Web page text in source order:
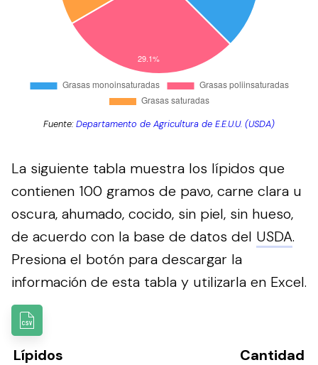
Fuente:Departamento de Agricultura de E.E.U.U. (USDA)
La siguiente tabla muestra los lípidos que
contienen 100 gramos de pavo, carne clara u
oscura, ahumado, cocido, sin piel, sin hueso,
de acuerdo con la base de datos del USDA.
Presiona el botón para descargar la
información de esta tabla y utilizarla en Excel.
Lípidos
Cantidad